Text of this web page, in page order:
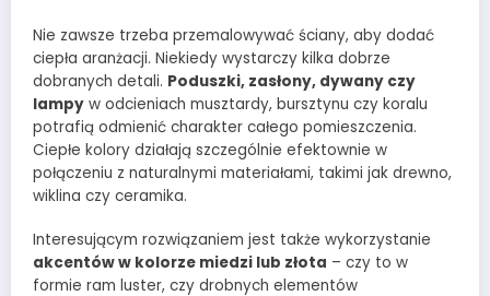
Nie zawsze trzeba przemalowywać ściany, aby dodać
ciepła aranżacji. Niekiedy wystarczy kilka dobrze
dobranych detali. Poduszki, zasłony, dywany czy
lampy w odcieniach musztardy, bursztynu czy koralu
potrafią odmienić charakter całego pomieszczenia.
Ciepłe kolory działają szczególnie efektownie w
połączeniu z naturalnymi materiałami, takimi jak drewno,
wiklina czy ceramika.
Interesującym rozwiązaniem jest także wykorzystanie
akcentów w kolorze miedzi lub złota – czy to w
formie ram luster, czy drobnych elementów